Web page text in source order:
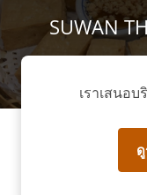
SUWAN
เราเสนอ